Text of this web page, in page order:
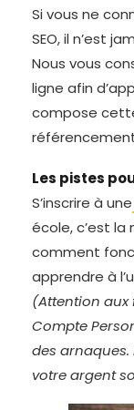
Si vous ne
SEO, il n’est
Nous vous
ligne afin
compose
Les pistes
S’inscrire à une
école, c’est
comment
apprendre à
(Attention aux
Compte
des
votre argent